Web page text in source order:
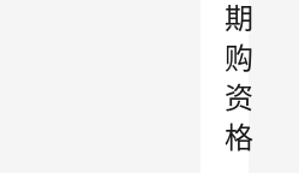
期
购
资
格